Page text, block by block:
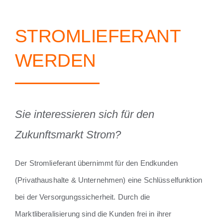
STROMLIEFERANT
WERDEN
Sie interessieren sich für den
Zukunftsmarkt Strom?
Der Stromlieferant übernimmt für den Endkunden
(Privathaushalte & Unternehmen) eine Schlüsselfunktion
bei der Versorgungssicherheit. Durch die
Marktliberalisierung sind die Kunden frei in ihrer